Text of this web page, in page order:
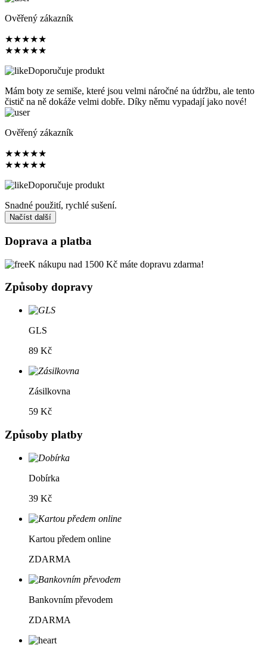
Ověřený zákazník
★★★★★
★★★★★
Doporučuje produkt
Mám boty ze semiše, které jsou velmi náročné na údržbu, ale tento
čistič na ně dokáže velmi dobře. Díky němu vypadají jako nové!
Ověřený zákazník
★★★★★
★★★★★
Doporučuje produkt
Snadné použití, rychlé sušení.
Načíst další
Doprava a platba
K nákupu nad 1500 Kč máte dopravu zdarma!
Způsoby dopravy
GLS
89 Kč
Zásilkovna
59 Kč
Způsoby platby
Dobírka
39 Kč
Kartou předem online
ZDARMA
Bankovním převodem
ZDARMA